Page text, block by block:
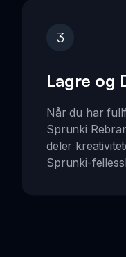
3
Lagre og
Når du har
Sprunki
deler
Sprunki-